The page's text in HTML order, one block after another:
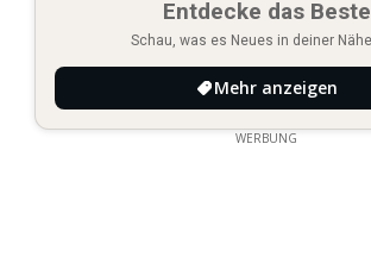
Entdecke das Beste
Schau, was es Neues in deiner
Mehr anzeigen
WERBUNG